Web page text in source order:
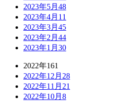
2023年5月 48
2023年4月 11
2023年3月 45
2023年2月 44
2023年1月 30
2022年161
2022年12月 28
2022年11月 21
2022年10月 8